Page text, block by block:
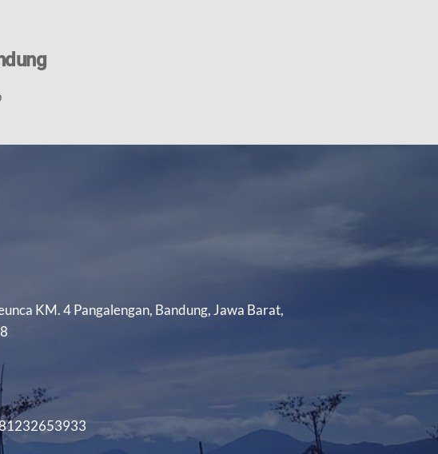
KM. 4 Pangalengan, Bandung, Jawa Barat,